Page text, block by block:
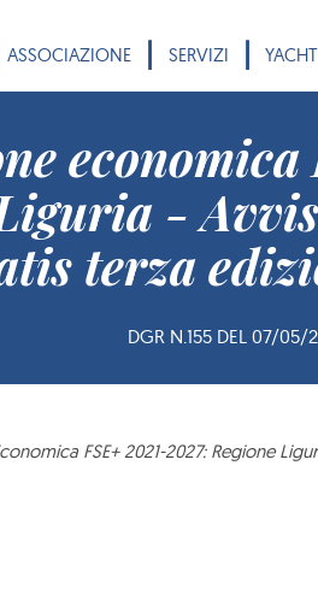
ASSOCIAZIONE | SERVIZI |
economica
-
terza
DGR N.155 DEL 07/05/
FSE+ 2021-2027: Regione